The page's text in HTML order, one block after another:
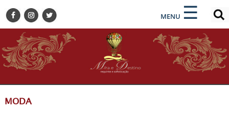
MENU ☰
×
BELEZA
BUSINESS E NEGÓCIOS
CULTURA
DESTINOS
×
ENCONTRE SUA NOTÍCIA
MODA